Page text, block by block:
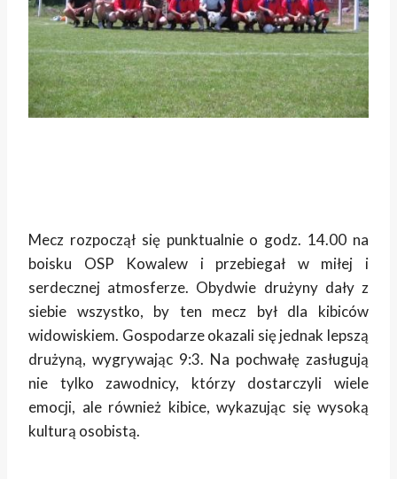
Mecz rozpoczął się punktualnie o godz. 14.00 na
boisku OSP Kowalew i przebiegał w miłej i
serdecznej atmosferze. Obydwie drużyny dały z
siebie wszystko, by ten mecz był dla kibiców
widowiskiem. Gospodarze okazali się jednak lepszą
drużyną, wygrywając 9:3. Na pochwałę zasługują
nie tylko zawodnicy, którzy dostarczyli wiele
emocji, ale również kibice, wykazując się wysoką
kulturą osobistą.